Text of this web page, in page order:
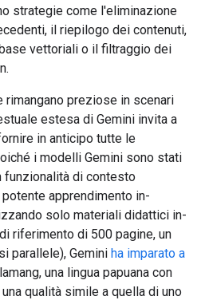
strategie come l'eliminazione
il riepilogo dei contenuti,
vettoriali o il filtraggio dei
rimangano preziose in scenari
estesa di Gemini invita a
in anticipo tutte le
i modelli Gemini sono stati
funzionalità di contesto
apprendimento in-
solo materiali didattici in-
riferimento di 500 pagine, un
parallele), Gemini ha imparato a
una lingua papuana con
qualità simile a quella di uno